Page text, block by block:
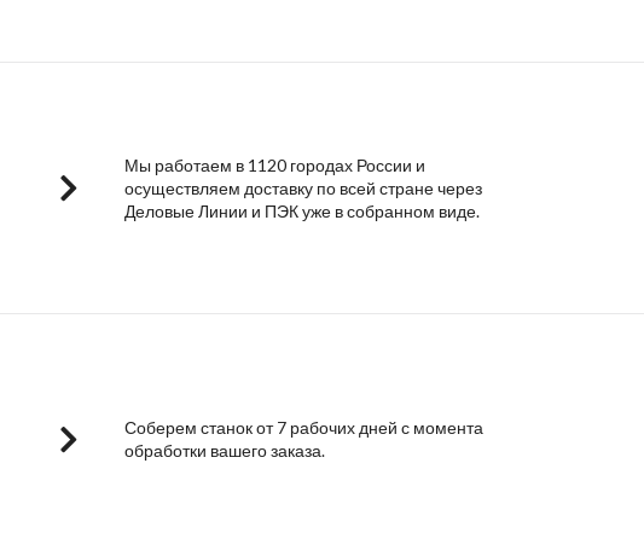
Мы работаем в 1120 городах России и
осуществляем доставку по всей стране через
Деловые Линии и ПЭК уже в собранном виде.
Соберем станок от 7 рабочих дней с момента
обработки вашего заказа.